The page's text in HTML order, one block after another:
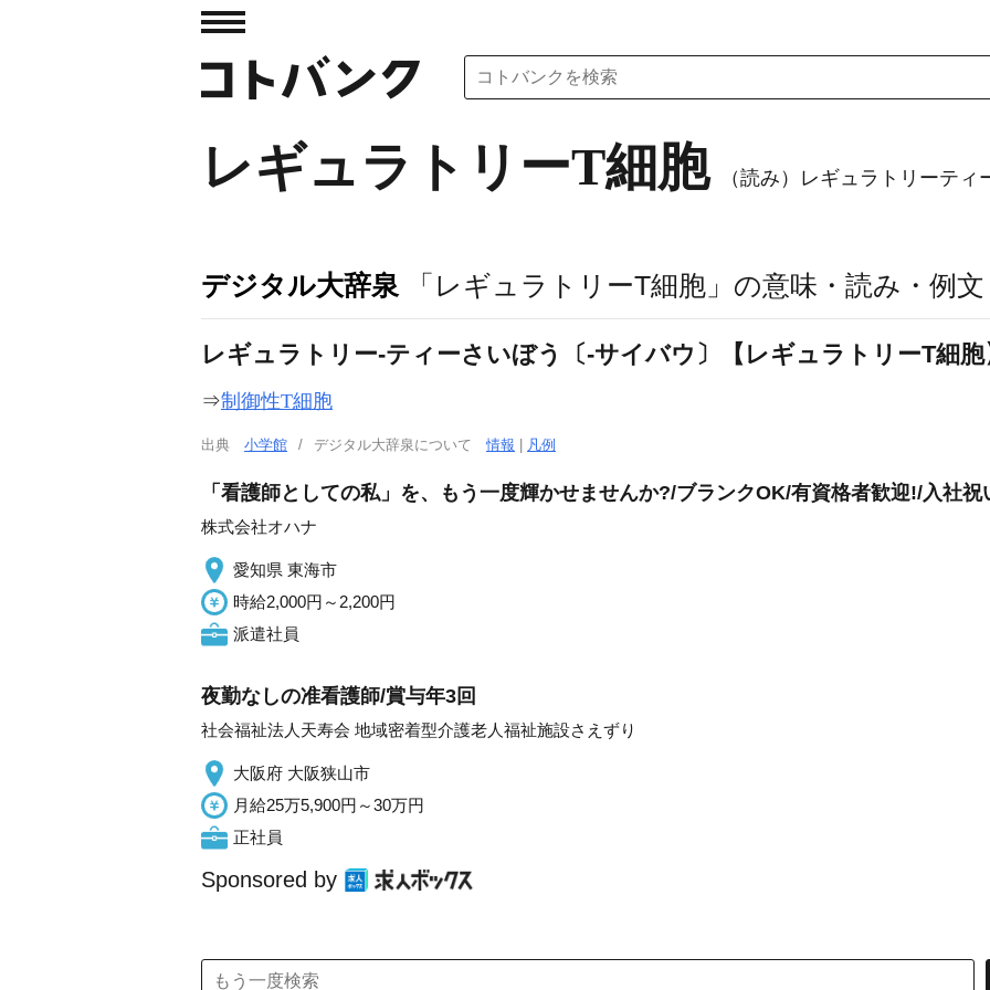
レギュラトリーT細胞 （読み）レギュラトリーティ
デジタル大辞泉 「レギュラトリーT細胞」の意味・読み・例
レギュラトリー‐ティーさいぼう〔‐サイバウ〕【レギュラトリーT細胞
⇒制御性T細胞
出典 小学館 デジタル大辞泉について情報 凡例
「看護師としての私」を、もう一度輝かせませんか?/ブランクOK/有資格者歓迎!/入社祝
株式会社オハナ
愛知県 東海市
時給2,000円～2,200円
派遣社員
夜勤なしの准看護師/賞与年3回
社会福祉法人天寿会 地域密着型介護老人福祉施設さえずり
大阪府 大阪狭山市
月給25万5,900円～30万円
正社員
Sponsored by